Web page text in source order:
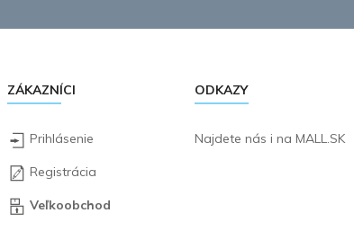
ZÁKAZNÍCI
Prihlásenie
Registrácia
Veľkoobchod
ODKAZY
Najdete nás i naMALL.SK